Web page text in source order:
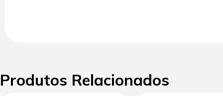
Produtos Relacionados